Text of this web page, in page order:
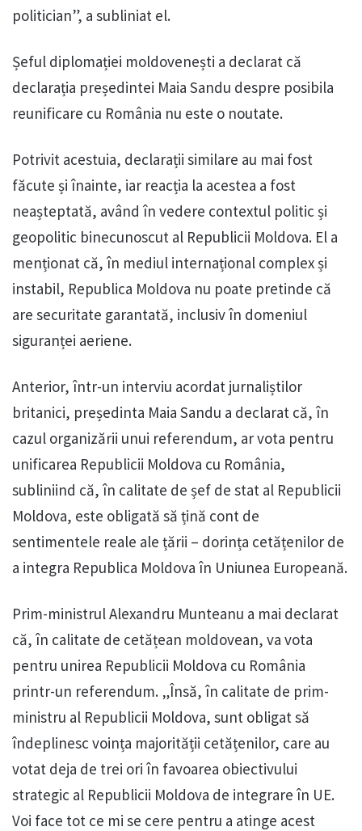
politician”, a subliniat el.
Șeful diplomației moldovenești a declarat că
declarația președintei Maia Sandu despre posibila
reunificare cu România nu este o noutate.
Potrivit acestuia, declarații similare au mai fost
făcute și înainte, iar reacția la acestea a fost
neașteptată, având în vedere contextul politic și
geopolitic binecunoscut al Republicii Moldova. El a
menționat că, în mediul internațional complex și
instabil, Republica Moldova nu poate pretinde că
are securitate garantată, inclusiv în domeniul
siguranței aeriene.
Anterior, într-un interviu acordat jurnaliștilor
britanici, președinta Maia Sandu a declarat că, în
cazul organizării unui referendum, ar vota pentru
unificarea Republicii Moldova cu România,
subliniind că, în calitate de șef de stat al Republicii
Moldova, este obligată să țină cont de
sentimentele reale ale țării – dorința cetățenilor de
a integra Republica Moldova în Uniunea Europeană.
Prim-ministrul Alexandru Munteanu a mai declarat
că, în calitate de cetățean moldovean, va vota
pentru unirea Republicii Moldova cu România
printr-un referendum. „Însă, în calitate de prim-
ministru al Republicii Moldova, sunt obligat să
îndeplinesc voința majorității cetățenilor, care au
votat deja de trei ori în favoarea obiectivului
strategic al Republicii Moldova de integrare în UE.
Voi face tot ce mi se cere pentru a atinge acest